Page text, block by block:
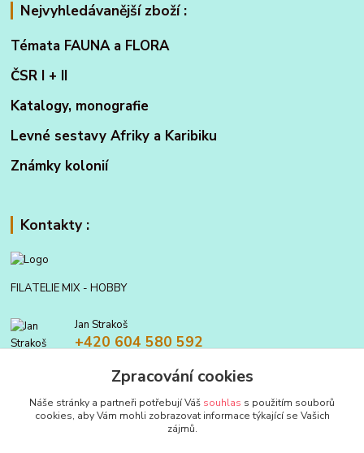
Nejvyhledávanější zboží :
Témata FAUNA a FLORA
ČSR I + II
Katalogy, monografie
Levné sestavy Afriky a Karibiku
Známky kolonií
Kontakty :
FILATELIE MIX - HOBBY
Jan Strakoš
+420 604 580 592
filatelie.mix@seznam.czZpracování cookies
Náše stránky a partneři potřebují Váš souhlas s použitím souborů
cookies, aby Vám mohli zobrazovat informace týkající se Vašich
zájmů.